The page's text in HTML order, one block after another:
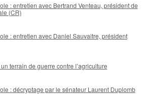
: entretien avec Bertrand Venteau, président de
(CR)
: entretien avec Daniel Sauvaitre, président
terrain de guerre contre l’agriculture
: décryptage par le sénateur Laurent Duplomb